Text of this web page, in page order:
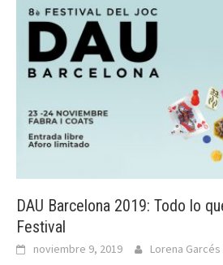
DAU Barcelona 2019: Todo lo
Festival
noviembre 9, 2019 Lorena